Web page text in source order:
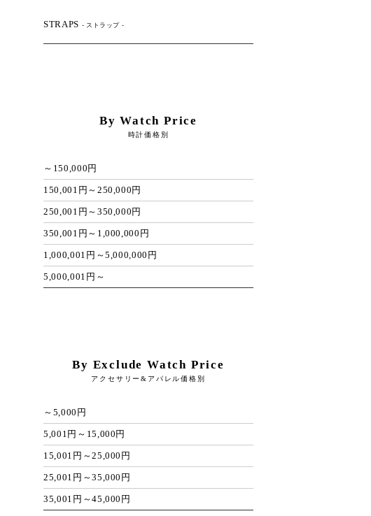
STRAPS - ストラップ -
By Watch Price
時計価格別
～150,000円
150,001円～250,000円
250,001円～350,000円
350,001円～1,000,000円
1,000,001円～5,000,000円
5,000,001円～
By Exclude Watch Price
アクセサリー&アパレル価格別
～5,000円
5,001円～15,000円
15,001円～25,000円
25,001円～35,000円
35,001円～45,000円